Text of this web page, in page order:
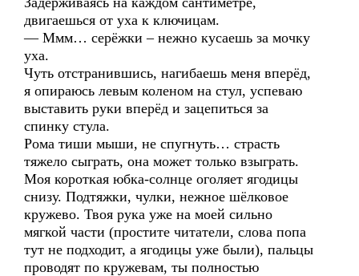
двигаешься от уха к ключицам.
— Ммм… серёжки – нежно кусаешь за мочку
уха.
Чуть отстранившись, нагибаешь меня вперёд,
я опираюсь левым коленом на стул, успеваю
выставить руки вперёд и зацепиться за
спинку стула.
Рома тиши мыши, не спугнуть… страсть
тяжело сыграть, она может только взыграть.
Моя короткая юбка-солнце оголяет ягодицы
снизу. Подтяжки, чулки, нежное шёлковое
кружево. Твоя рука уже на моей сильно
мягкой части (простите читатели, слова попа
тут не подходит, а ягодицы уже были), пальцы
проводят по кружевам, ты полностью